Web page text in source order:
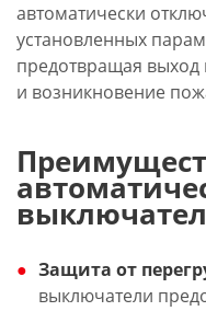
автоматически
установленных
предотвращая выход
и возникновение
Защита от
выключатели